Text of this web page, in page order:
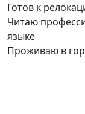
Готов к
Читаю
языке
Проживаю в